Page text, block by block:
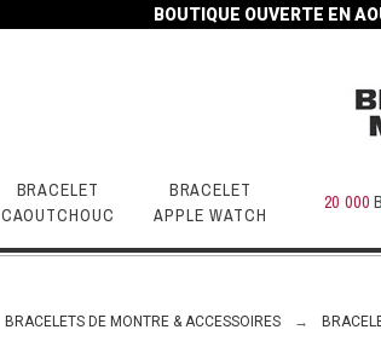
BOUTIQUE OUVERTE EN
20 000
BRACELET
CAOUTCHOUC
BRACELET
APPLE WATCH
BRACELETS DE MONTRE & ACCESSOIRES